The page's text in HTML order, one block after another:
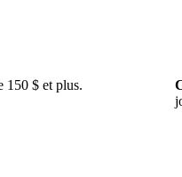
150 $ et plus.